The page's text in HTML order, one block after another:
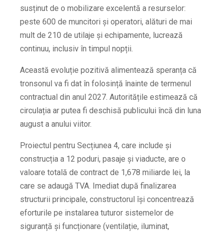
susținut de o mobilizare excelentă a resurselor:
peste 600 de muncitori și operatori, alături de mai
mult de 210 de utilaje și echipamente, lucrează
continuu, inclusiv în timpul nopții.
Această evoluție pozitivă alimentează speranța că
tronsonul va fi dat în folosință înainte de termenul
contractual din anul 2027. Autoritățile estimează că
circulația ar putea fi deschisă publicului încă din luna
august a anului viitor.
Proiectul pentru Secțiunea 4, care include și
construcția a 12 poduri, pasaje și viaducte, are o
valoare totală de contract de 1,678 miliarde lei, la
care se adaugă TVA. Imediat după finalizarea
structurii principale, constructorul își concentrează
eforturile pe instalarea tuturor sistemelor de
siguranță și funcționare (ventilație, iluminat,